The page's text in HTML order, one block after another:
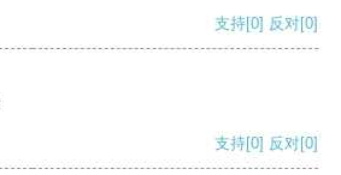
支持[0] 反对[0]
支持[0] 反对[0]